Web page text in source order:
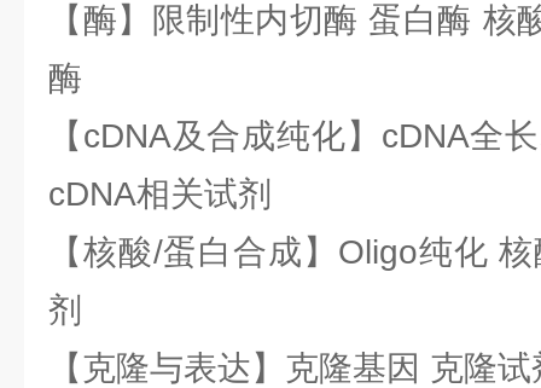
【酶】限制性内切酶 蛋白酶 核
酶
【cDNA及合成纯化】cDNA全
cDNA相关试剂
【核酸/蛋白合成】Oligo纯化
剂
【克隆与表达】克隆基因 克隆